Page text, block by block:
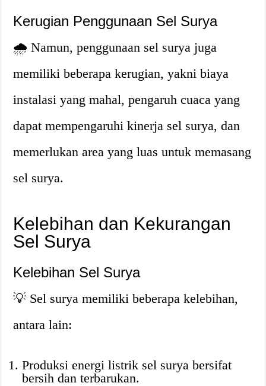
Kerugian Penggunaan Sel Surya
🌧️ Namun, penggunaan sel surya juga
memiliki beberapa kerugian, yakni biaya
instalasi yang mahal, pengaruh cuaca yang
dapat mempengaruhi kinerja sel surya, dan
memerlukan area yang luas untuk memasang
sel surya.
Kelebihan dan Kekurangan
Sel Surya
Kelebihan Sel Surya
💡 Sel surya memiliki beberapa kelebihan,
antara lain:
Produksi energi listrik sel surya bersifat
bersih dan terbarukan.